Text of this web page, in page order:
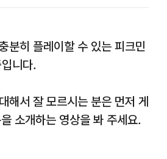
분히 플레이할 수 있는 피크민
니다.
해서 잘 모르시는 분은 먼저 게
소개하는 영상을 봐 주세요.